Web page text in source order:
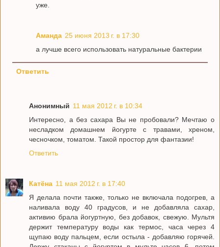
уже.
Аманда 25 июня 2013 г. в 17:30
а лучше всего использовать натуральные бактерии
Ответить
Анонимный 11 мая 2012 г. в 10:34
Интересно, а без сахара Вы не пробовали? Мечтаю о
несладком домашнем йогурте с травами, хреном,
чесночком, томатом. Такой простор для фантазии!
Ответить
Катёна 11 мая 2012 г. в 17:40
Я делала почти также, только не включала подогрев, а
наливала воду 40 градусов, и не добавляла сахар,
активию брала йогуртную, без добавок, свежую. Мультя
держит температуру воды как термос, часа через 4
щупаю воду пальцем, если остыла - добавляю горячей.